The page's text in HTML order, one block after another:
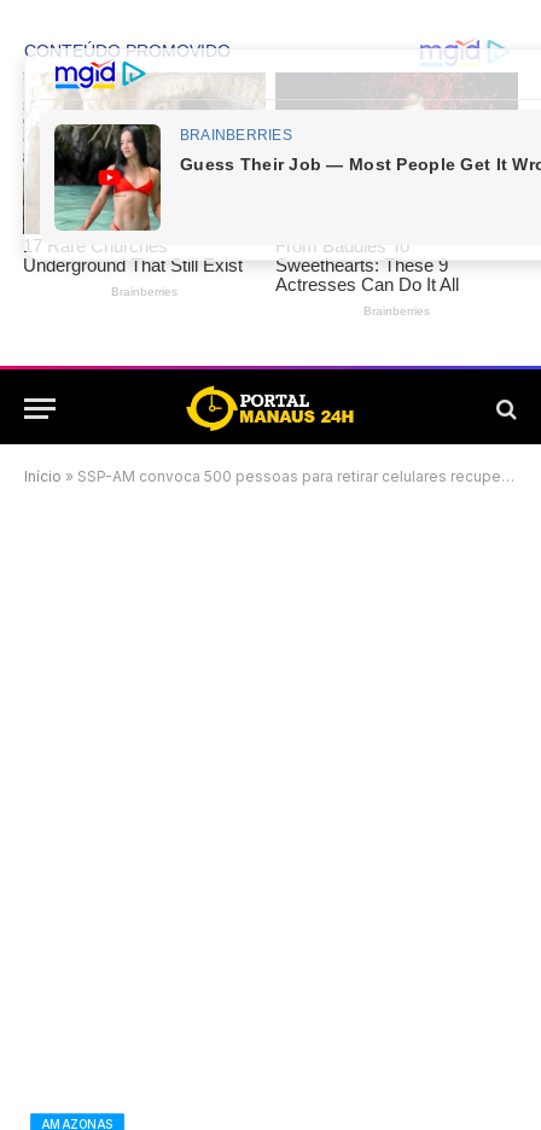
Início » SSP-AM convoca 500 pessoas para retirar celulares recuperados em Manaus
AMAZONAS